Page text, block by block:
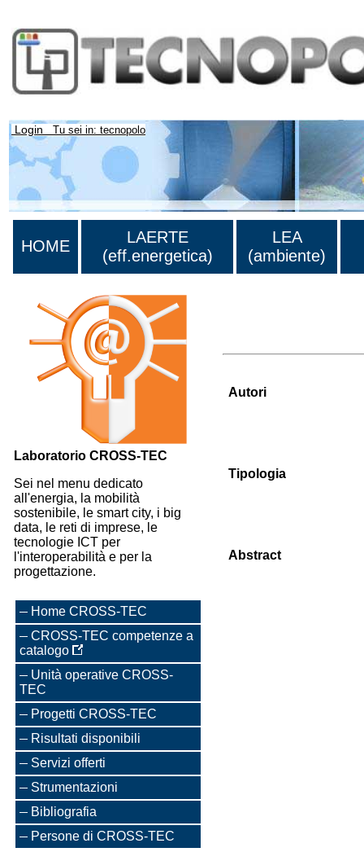
Login Tu sei in: tecnopolo
HOME
LAERTE
(eff.energetica)
LEA
(ambiente)
Laboratorio CROSS-TEC
Sei nel menu dedicato
all'energia, la mobilità
sostenibile, le smart city, i big
data, le reti di imprese, le
tecnologie ICT per
l'interoperabilità e per la
progettazione.
Home CROSS-TEC
CROSS-TEC competenze a
catalogo
Unità operative CROSS-
TEC
Progetti CROSS-TEC
Risultati disponibili
Servizi offerti
Strumentazioni
Bibliografia
Persone di CROSS-TEC
Autori
Tipologia
Abstract